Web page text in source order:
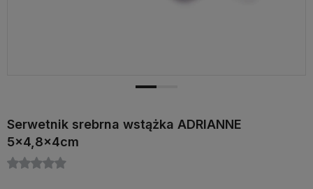
Serwetnik srebrna wstążka ADRIANNE
5x4,8x4cm